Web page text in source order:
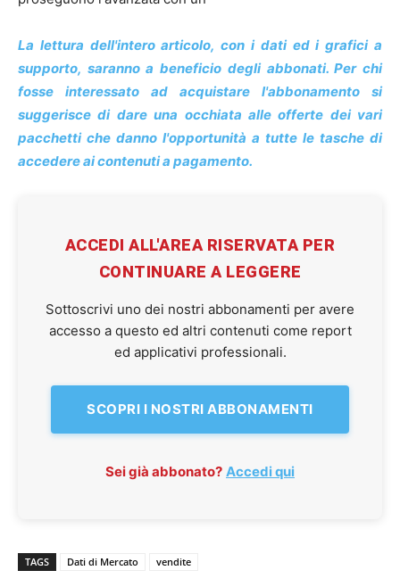
La lettura dell'intero articolo, con i dati ed i grafici a
supporto, saranno a beneficio degli abbonati. Per chi
fosse interessato ad acquistare l'abbonamento si
suggerisce di dare una occhiata alle offerte dei vari
pacchetti che danno l'opportunità a tutte le tasche di
accedere ai contenuti a pagamento.
ACCEDI ALL'AREA RISERVATA PER
CONTINUARE A LEGGERE
Sottoscrivi uno dei nostri abbonamenti per avere
accesso a questo ed altri contenuti come report
ed applicativi professionali.
SCOPRI I NOSTRI ABBONAMENTI
Sei già abbonato? Accedi qui
TAGS Dati di Mercato vendite